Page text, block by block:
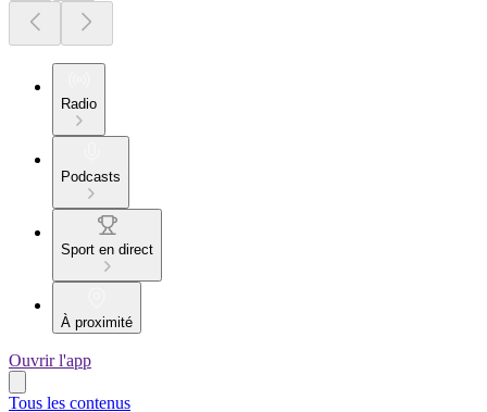
Radio
Podcasts
Sport en direct
À proximité
Ouvrir l'app
Tous les contenus